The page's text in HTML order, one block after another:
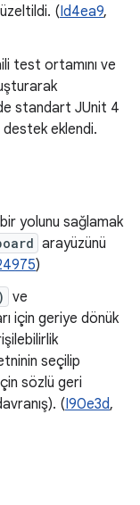
(Id4ea9,
test ortamını ve
standart JUnit 4
eklendi.
yolunu sağlamak
arayüzünü
)
ve
için geriye dönük
seçilip
sözlü geri
(I90e3d,